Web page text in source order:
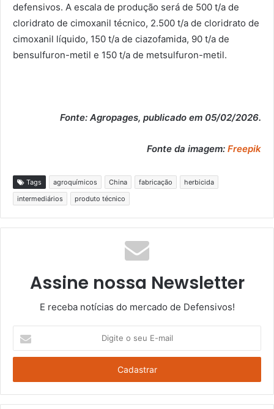
defensivos. A escala de produção será de 500 t/a de
cloridrato de cimoxanil técnico, 2.500 t/a de cloridrato de
cimoxanil líquido, 150 t/a de ciazofamida, 90 t/a de
bensulfuron-metil e 150 t/a de metsulfuron-metil.
Fonte: Agropages, publicado em 05/02/2026.
Fonte da imagem: Freepik
Tags agroquímicos China fabricação
herbicida
intermediários
produto técnico
Assine nossa Newsletter
E receba notícias do mercado de Defensivos!
seu
mail